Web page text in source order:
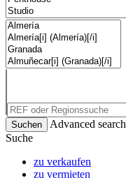
Advanced search
Suche
zu verkaufen
zu vermieten